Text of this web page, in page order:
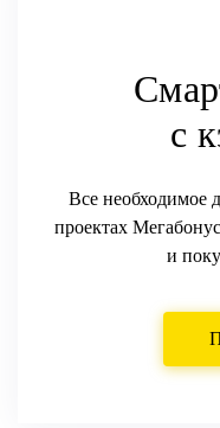
с
Все необходимое
проектах
и